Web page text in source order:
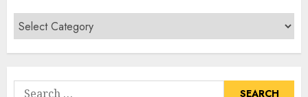
Cari
Senarai
Tumbuhan
Search